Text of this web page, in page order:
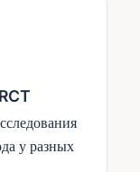
у разных